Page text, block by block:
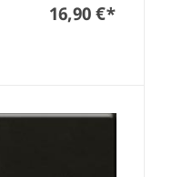
16,90 €*